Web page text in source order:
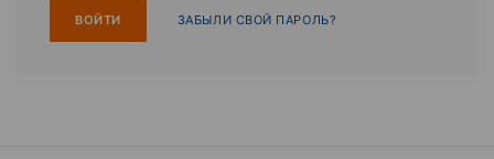
ЗАБЫЛИ СВОЙ ПАРОЛЬ?